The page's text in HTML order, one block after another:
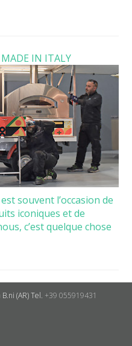
MADE IN ITALY
souvent l’occasion de
iconiques et de
c’est quelque chose
(AR)Tel. +39 055919431